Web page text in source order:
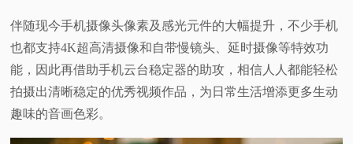
伴随现今手机摄像头像素及感光元件的大幅提升，不少手机
也都支持4K超高清摄像和自带慢镜头、延时摄像等特效功
能，因此再借助手机云台稳定器的助攻，相信人人都能轻松
拍摄出清晰稳定的优秀视频作品，为日常生活增添更多生动
趣味的音画色彩。